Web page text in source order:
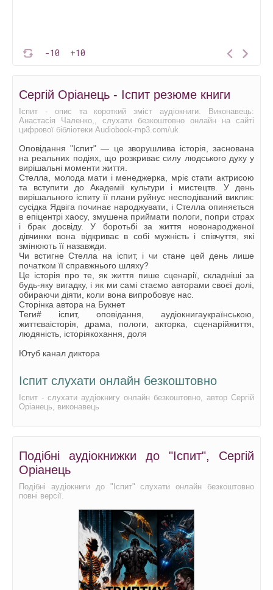
-10 +10
Сергій Оріанець - Іспит резюме книги
Іспит - опис та короткий зміст аудіокниги. Виконавець:
Анастасія Чаленко,, слухати безкоштовно онлайн на сайті
цифрової бібліотеки Audiobook-mp3.com/uk
Оповідання "Іспит" — це зворушлива історія, заснована
на реальних подіях, що розкриває силу людського духу у
вирішальні моменти життя.
Стелла, молода мати і менеджерка, мріє стати актрисою
та вступити до Академії культури і мистецтв. У день
вирішального іспиту її плани руйнує несподіваний виклик:
сусідка Ядвіга починає народжувати, і Стелла опиняється
в епіцентрі хаосу, змушена приймати пологи, попри страх
і брак досвіду. У боротьбі за життя новонародженої
дівчинки вона відкриває в собі мужність і співчуття, які
змінюють її назавжди.
Чи встигне Стелла на іспит, і чи стане цей день лише
початком її справжнього шляху?
Це історія про те, як життя пише сценарії, складніші за
будь-яку вигадку, і як ми самі стаємо авторами своєї долі,
обираючи діяти, коли вона випробовує нас.
Сторінка автора на Букнет
Теги# іспит, оповідання, аудіокнигаукраїнською,
життєваісторія, драма, пологи, акторка, сценарійжиття,
людяність, історіякохання, доля
Ютуб канал диктора
Іспит слухати онлайн безкоштовно
Іспит - слухати аудіокнигу онлайн безкоштовно, автор Сергій
Оріанець, виконавець
Подібні аудіокнижки до "Іспит", Сергій
Оріанець
Подібні аудіокниги до "Іспит" слухати онлайн безкоштовно
повні версії.